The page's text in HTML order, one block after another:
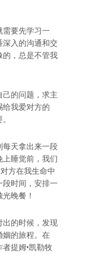
需要先学习一
入的沟通和交
的，总是不管我
己的问题，求主
给我爱对方的
每天拿出来一段
上睡觉前，我们
方在我生命中
时间，安排一
晚餐！
出的时候，发现
姻的旅程。在
者提姆•凯勒牧